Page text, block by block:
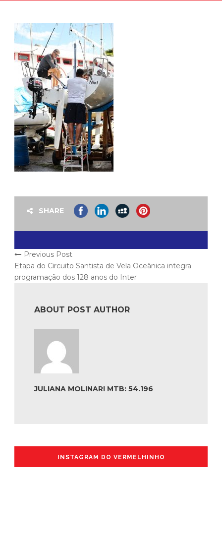
SHARE
Previous Post
Etapa do Circuito Santista de Vela Oceânica integra
programação dos 128 anos do Inter
ABOUT POST AUTHOR
JULIANA MOLINARI MTB: 54.196
INSTAGRAM DO VERMELHINHO